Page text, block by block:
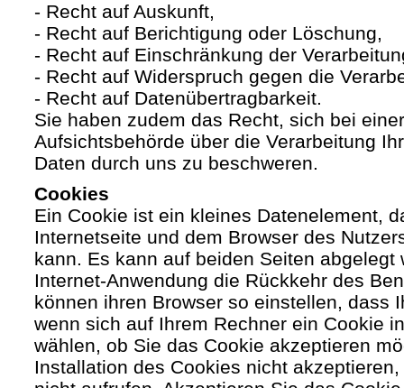
- Recht auf Auskunft,
- Recht auf Berichtigung oder Löschung,
- Recht auf Einschränkung der
- Recht auf Widerspruch gegen die
- Recht auf Datenübertragbarkeit.
Sie haben zudem das Recht, sich bei
Aufsichtsbehörde über die Verarbeitung
Daten durch uns zu beschweren.
Cookies
Ein Cookie ist ein kleines Datenelement,
Internetseite und dem Browser des
kann. Es kann auf beiden Seiten abgelegt
Internet-Anwendung die Rückkehr des
können ihren Browser so einstellen, dass
wenn sich auf Ihrem Rechner ein Cookie
wählen, ob Sie das Cookie akzeptieren
Installation des Cookies nicht